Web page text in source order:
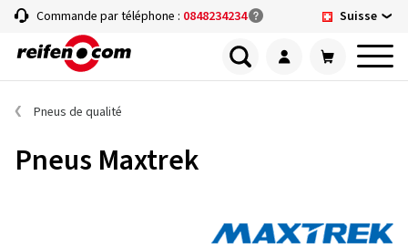
Commande par téléphone : 0848234234 Suisse
Pneus de qualité
Pneus Maxtrek